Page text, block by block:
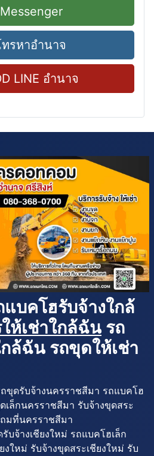
Messenger
รหาอำนาจ
LINE อำนาจ
บคโฮรับจ้างใกล้
ห้เช่าใกล้ฉัน รถ
ล้ฉัน รถขุดให้เช่า
ขุดรับจ้างนครราชสีมา รถแบคโฮ
เล็กนครราชสีมา รับจ้างขุดสระ
มที่นครราชสีมา
บจ้างเชียงใหม่ รถแบคโฮเล็ก
งใหม่ รับจ้างขุดสระเชียงใหม่ รับ